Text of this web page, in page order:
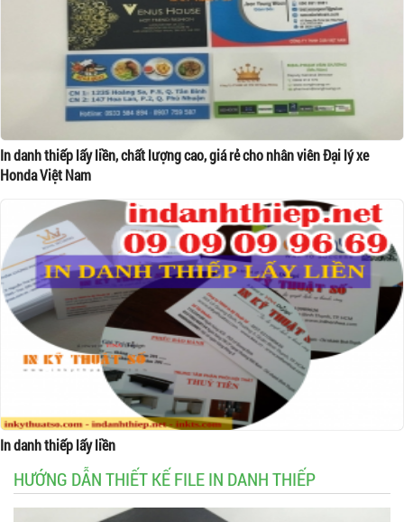
In danh thiếp lấy liền, chất lượng cao, giá rẻ cho nhân viên Đại lý xe
Honda Việt Nam
In danh thiếp lấy liền
HƯỚNG DẪN THIẾT KẾ FILE IN DANH THIẾP